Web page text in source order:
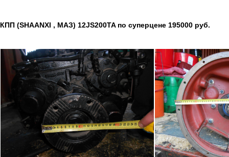
КПП (SHAANXI , МАЗ) 12JS200TA по суперцене 195000 руб.